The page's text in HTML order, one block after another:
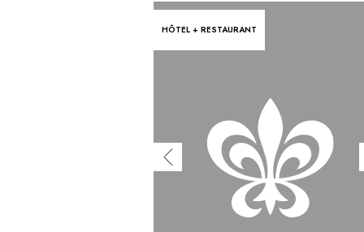
HÔTEL + RESTAURANT